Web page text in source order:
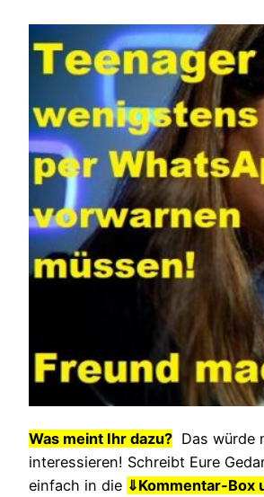
Was meint Ihr dazu? Das würde
interessieren! Schreibt Eure
einfach in die ⇓Kommentar-Box